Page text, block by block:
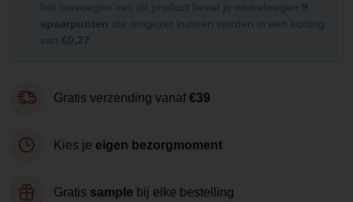
het toevoegen van dit product bevat je winkelwagen 9
spaarpunten die omgezet kunnen worden in een korting
van €0,27
Gratis verzending vanaf €39
Kies je eigen bezorgmoment
Gratis sample bij elke bestelling